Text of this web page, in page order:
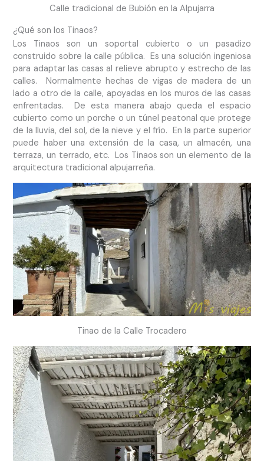
Calle tradicional de Bubión en la Alpujarra
¿Qué son los Tinaos?
Los Tinaos son un soportal cubierto o un pasadizo
construido sobre la calle pública. Es una solución ingeniosa
para adaptar las casas al relieve abrupto y estrecho de las
calles. Normalmente hechas de vigas de madera de un
lado a otro de la calle, apoyadas en los muros de las casas
enfrentadas. De esta manera abajo queda el espacio
cubierto como un porche o un túnel peatonal que protege
de la lluvia, del sol, de la nieve y el frío. En la parte superior
puede haber una extensión de la casa, un almacén, una
terraza, un terrado, etc. Los Tinaos son un elemento de la
arquitectura tradicional alpujarreña.
Tinao de la Calle Trocadero